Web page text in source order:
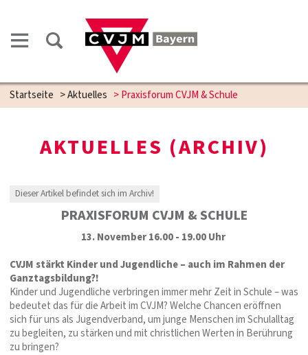
Startseite >Aktuelles >Praxisforum CVJM & Schule
AKTUELLES (ARCHIV)
Dieser Artikel befindet sich im Archiv!
PRAXISFORUM CVJM & SCHULE
13. November 16.00 - 19.00 Uhr
CVJM stärkt Kinder und Jugendliche – auch im Rahmen der
Ganztagsbildung?!
Kinder und Jugendliche verbringen immer mehr Zeit in Schule – was
bedeutet das für die Arbeit im CVJM? Welche Chancen eröffnen
sich für uns als Jugendverband, um junge Menschen im Schulalltag
zu begleiten, zu stärken und mit christlichen Werten in Berührung
zu bringen?